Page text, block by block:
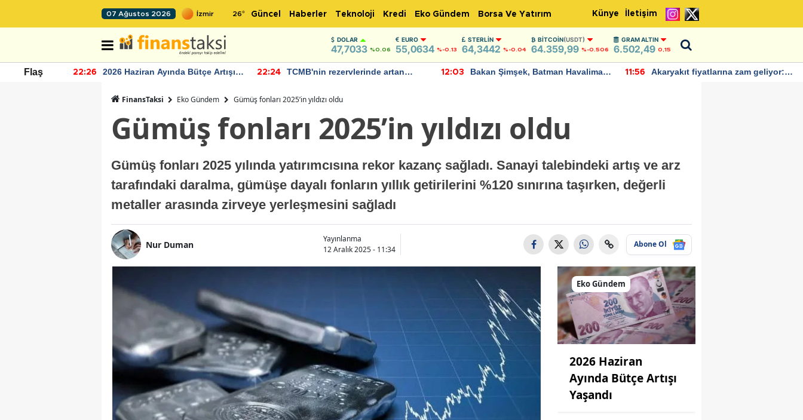
07 Ağustos 2026 26° Güncel Haberler Teknoloji Kredi Eko Gündem Borsa Ve Yatırım Künye İletişim
DOLAR
47,7033 %0.06
EURO
55,0634 %-0.13
STERLIN
64,3442 %-0.04
BITCOIN(USDT)
64.359,99 %-0.506
GRAM ALTIN
6.502,49 0,15
Flaş 22:26
2026 Haziran Ayında Bütçe Artışı
22:24
TCMB'nin rezervlerinde artan
12:03
Bakan Şimşek, Batman Havalimanı
11:56
Akaryakıt fiyatlarına zam geliyor:
FinansTaksi Eko Gündem Gümüş fonları 2025’in yıldızı oldu
Gümüş fonları 2025’in yıldızı oldu
Gümüş fonları 2025 yılında yatırımcısına rekor kazanç sağladı. Sanayi talebindeki artış ve arz
tarafındaki daralma, gümüşe dayalı fonların yıllık getirilerini %120 sınırına taşırken, değerli
metaller arasında zirveye yerleşmesini sağladı
Nur Duman
Yayınlanma
12 Aralık 2025 - 11:34
Abone Ol
Eko Gündem
2026 Haziran
Ayında Bütçe Artışı
Yaşandı